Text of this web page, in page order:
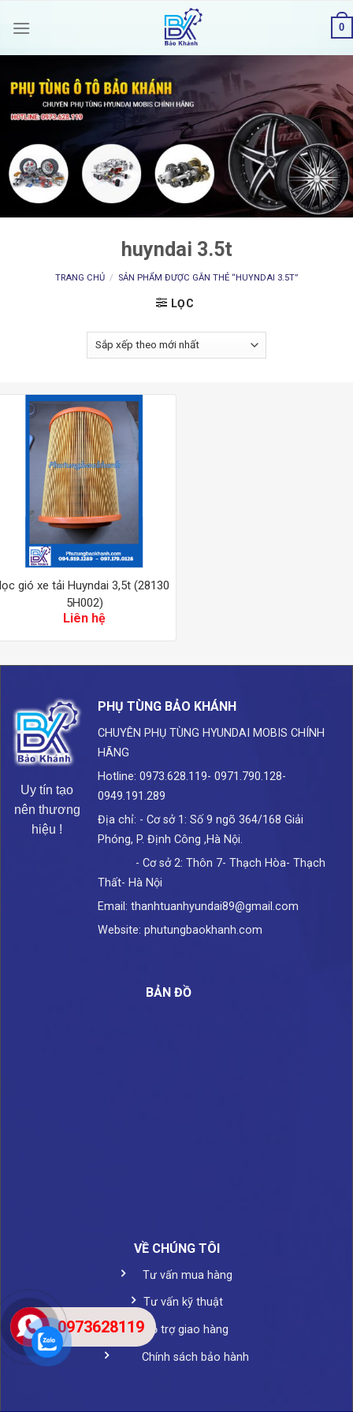
0
huyndai 3.5t
TRANG CHỦ / SẢN PHẨM ĐƯỢC GẮN THẺ “HUYNDAI 3.5T”
LỌC
lọc gió xe tải Huyndai 3,5t (28130
5H002)
Liên hệ
Uy tín tạo
nên thương
hiệu !
PHỤ TÙNG BẢO KHÁNH
CHUYÊN PHỤ TÙNG HYUNDAI MOBIS CHÍNH
HÃNG
Hotline: 0973.628.119- 0971.790.128-
0949.191.289
Địa chỉ: - Cơ sở 1: Số 9 ngõ 364/168 Giải
Phóng, P. Định Công ,Hà Nội.
- Cơ sở 2: Thôn 7- Thạch Hòa- Thạch
Thất- Hà Nội
Email: thanhtuanhyundai89@gmail.com
Website: phutungbaokhanh.com
BẢN ĐỒ
VỀ CHÚNG TÔI
Tư vấn mua hàng
Tư vấn kỹ thuật
Hỗ trợ giao hàng
Chính sách bảo hành
0973628119